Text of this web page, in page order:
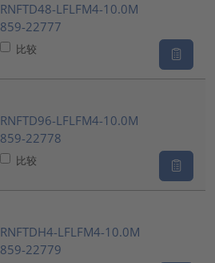
RNFTD48-LFLFM4-10.0M
859-22777
比较
RNFTD96-LFLFM4-10.0M
859-22778
比较
RNFTDH4-LFLFM4-10.0M
859-22779